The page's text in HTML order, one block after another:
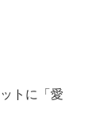
トに「愛